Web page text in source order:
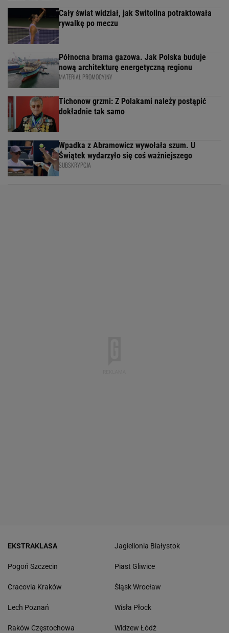
Cały świat widział, jak Switolina potraktowała
rywalkę po meczu
Północna brama gazowa. Jak Polska buduje
nową architekturę energetyczną regionu
MATERIAŁ PROMOCYJNY
Tichonow grzmi: Z Polakami należy postąpić
dokładnie tak samo
Wpadka z Abramowicz wywołała szum. U
Świątek wydarzyło się coś ważniejszego
SUBSKRYPCJA
EKSTRAKLASA
Pogoń Szczecin
Cracovia Kraków
Lech Poznań
Raków Częstochowa
Jagiellonia Białystok
Piast Gliwice
Śląsk Wrocław
Wisła Płock
Widzew Łódź